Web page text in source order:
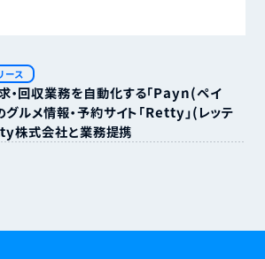
ース
・回収業務を自動化する「Payn（ペイ
グルメ情報・予約サイト「Retty」（レッテ
株式会社と業務提携